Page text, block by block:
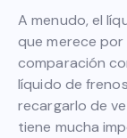
A menudo, el
que merece
comparación
líquido de
recargarlo de
tiene mucha